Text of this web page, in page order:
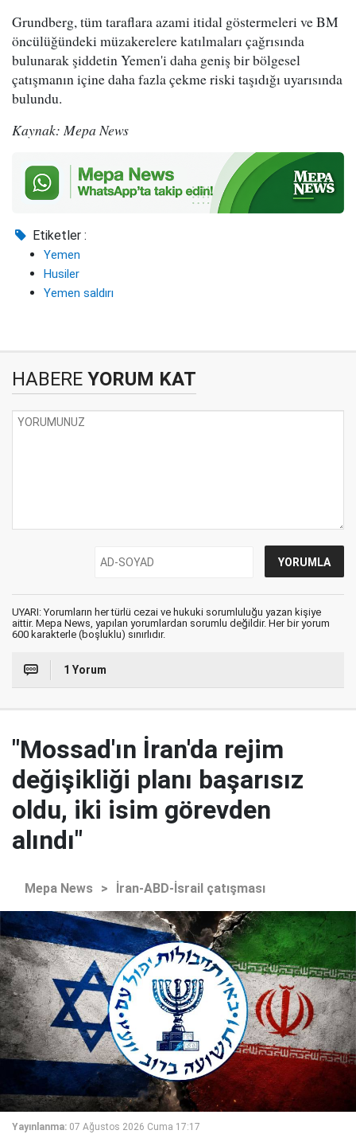
Grundberg, tüm taraflara azami itidal göstermeleri ve BM
öncülüğündeki müzakerelere katılmaları çağrısında
bulunarak şiddetin Yemen'i daha geniş bir bölgesel
çatışmanın içine daha fazla çekme riski taşıdığı uyarısında
bulundu.
Kaynak: Mepa News
Etiketler :
Yemen
Husiler
Yemen saldırı
HABERE YORUM KAT
UYARI: Yorumların her türlü cezai ve hukuki sorumluluğu yazan kişiye
aittir. Mepa News, yapılan yorumlardan sorumlu değildir. Her bir yorum
600 karakterle (boşluklu) sınırlıdır.
1 Yorum
"Mossad'ın İran'da rejim
değişikliği planı başarısız
oldu, iki isim görevden
alındı"
Mepa News > İran-ABD-İsrail çatışması
Yayınlanma: 07 Ağustos 2026 Cuma 17:17